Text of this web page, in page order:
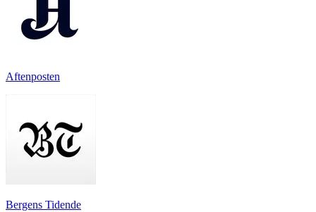
Aftenposten
Bergens Tidende